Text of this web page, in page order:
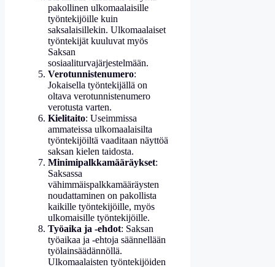
pakollinen ulkomaalaisille
työntekijöille kuin
saksalaisillekin. Ulkomaalaiset
työntekijät kuuluvat myös
Saksan
sosiaaliturvajärjestelmään.
Verotunnistenumero:
Jokaisella työntekijällä on
oltava verotunnistenumero
verotusta varten.
Kielitaito: Useimmissa
ammateissa ulkomaalaisilta
työntekijöiltä vaaditaan näyttöä
saksan kielen taidosta.
Minimipalkkamääräykset:
Saksassa
vähimmäispalkkamääräysten
noudattaminen on pakollista
kaikille työntekijöille, myös
ulkomaisille työntekijöille.
Työaika ja -ehdot: Saksan
työaikaa ja -ehtoja säännellään
työlainsäädännöllä.
Ulkomaalaisten työntekijöiden